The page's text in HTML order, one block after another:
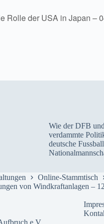
Rolle der USA in Japan –
Wie der DFB
verdammte
deutsche
Online-Stammtisch
von Windkraftanlagen –